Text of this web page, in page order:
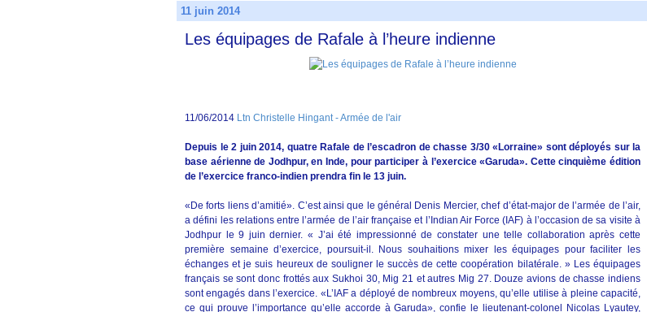
11 juin 2014
Les équipages de Rafale à l’heure indienne
11/06/2014 Ltn Christelle Hingant - Armée de l'air
Depuis le 2 juin 2014, quatre Rafale de l’escadron de chasse 3/30 «Lorraine» sont déployés sur la
base aérienne de Jodhpur, en Inde, pour participer à l’exercice «Garuda». Cette cinquième édition
de l’exercice franco-indien prendra fin le 13 juin.
«De forts liens d’amitié». C’est ainsi que le général Denis Mercier, chef d’état-major de l’armée de l’air,
a défini les relations entre l’armée de l’air française et l’Indian Air Force (IAF) à l’occasion de sa visite à
Jodhpur le 9 juin dernier. « J’ai été impressionné de constater une telle collaboration après cette
première semaine d’exercice, poursuit-il. Nous souhaitions mixer les équipages pour faciliter les
échanges et je suis heureux de souligner le succès de cette coopération bilatérale. » Les équipages
français se sont donc frottés aux Sukhoi 30, Mig 21 et autres Mig 27. Douze avions de chasse indiens
sont engagés dans l’exercice. «L’IAF a déployé de nombreux moyens, qu’elle utilise à pleine capacité,
ce qui prouve l’importance qu’elle accorde à Garuda», confie le lieutenant-colonel Nicolas Lyautey,